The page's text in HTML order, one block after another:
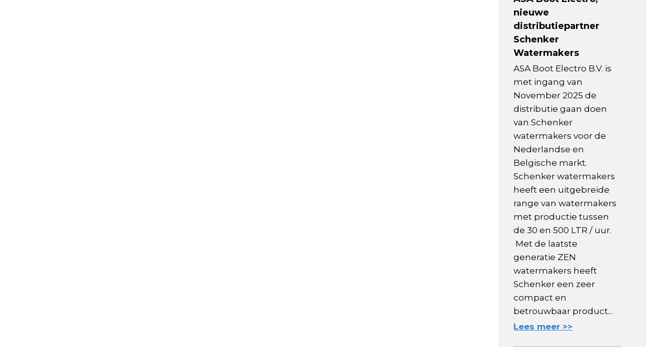
nieuwe
distributiepartner
Schenker
Watermakers
ASA Boot Electro B.V. is
met ingang van
November 2025 de
distributie gaan doen
van Schenker
watermakers voor de
Nederlandse en
Belgische markt.
Schenker watermakers
heeft een uitgebreide
range van watermakers
met productie tussen
de 30 en 500 LTR / uur.
Met de laatste
generatie ZEN
watermakers heeft
Schenker een zeer
compact en
betrouwbaar product...
Lees meer >>